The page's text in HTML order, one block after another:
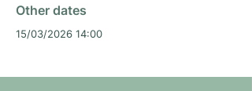
Other dates
15/03/2026 14:00